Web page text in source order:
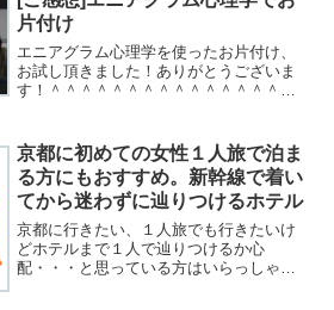
いけない、朝の○時まで...
片付け
エニアグラム心理学を使ったお片付け、
お試し頂きました！ありがとうございま
す！＾＾＾＾＾＾＾＾＾＾＾＾＾＾＾＾
す♪昨日は心理学診断をして頂きありがと
うございました。心理...
京都に初めての女性１人旅で泊ま
る方にもおすすめ。新幹線で着い
てから迷わずに辿りつけるホテル
京都に行きたい、１人旅でも行きたいけ
どホテルまで１人で辿りつけるか心
配・・・と思っている方はいらっしゃる